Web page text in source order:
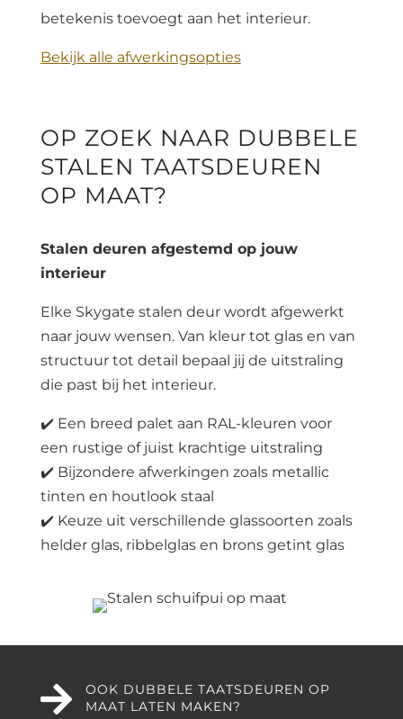
betekenis toevoegt aan het interieur.
Bekijk alle afwerkingsopties
OP ZOEK NAAR DUBBELE
STALEN TAATSDEUREN
OP MAAT?
Stalen deuren afgestemd op jouw
interieur
Elke Skygate stalen deur wordt afgewerkt
naar jouw wensen. Van kleur tot glas en van
structuur tot detail bepaal jij de uitstraling
die past bij het interieur.
✔️ Een breed palet aan RAL-kleuren voor
een rustige of juist krachtige uitstraling
✔️ Bijzondere afwerkingen zoals metallic
tinten en houtlook staal
✔️ Keuze uit verschillende glassoorten zoals
helder glas, ribbelglas en brons getint glas

OOK DUBBELE TAATSDEUREN OP
MAAT LATEN MAKEN?